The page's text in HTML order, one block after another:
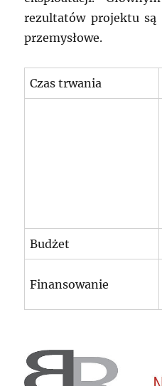
rezultatów projektu są
przemysłowe.
Czas trwania
Budżet
Finansowanie